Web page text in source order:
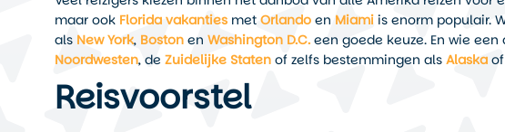
maar ook Florida vakanties met Orlando en Miami is enorm populair.
als New York, Boston en Washington D.C. een goede keuze. En wie
Noordwesten, de Zuidelijke Staten of zelfs bestemmingen als Alaska of
Reisvoorstel